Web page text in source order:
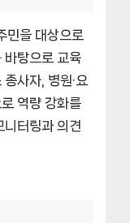
민을 대상으로
바탕으로 교육
사자, 병원·요
역량 강화를
니터링과 의견